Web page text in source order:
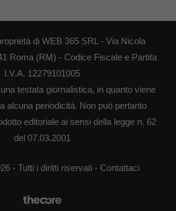
di WEB 365 SRL - Via Nicola
Roma (RM) - Codice Fiscale e Partita
I.V.A. 12279101005
testata giornalistica, in quanto viene
alcuna periodicità. Non può pertanto
editoriale ai sensi della legge n. 62
del 07.03.2001
- Tutti i diritti riservati - Contattaci